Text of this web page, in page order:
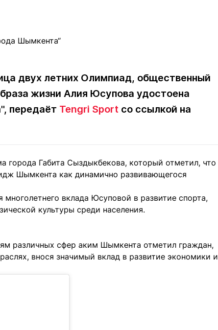
Реклама Пресс-центр Светлая тема
двух летних Олимпиад, общественный
жизни Алия Юсупова удостоена
передаёт Tengri Sport со ссылкой на
города Габита Сыздыкбекова, который отметил, что
Шымкента как динамично развивающегося
вклада Юсуповой в развитие спорта,
культуры среди населения.
различных сфер аким Шымкента отметил граждан,
внося значимый вклад в развитие экономики и